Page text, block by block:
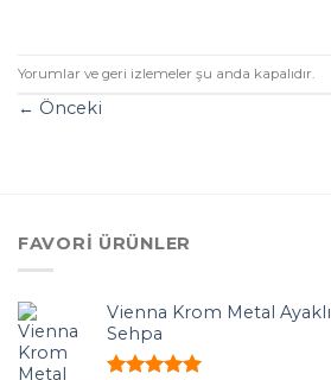
Yorumlar ve geri izlemeler şu anda kapalıdır.
← Önceki
FAVORI ÜRÜNLER
Vienna Krom Metal
Sehpa